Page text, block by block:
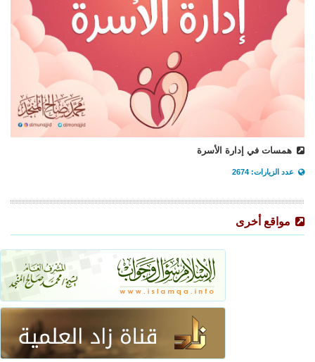
همسات في إدارة الأسرة
عدد الزيارات: 2674
مواقع أخرى